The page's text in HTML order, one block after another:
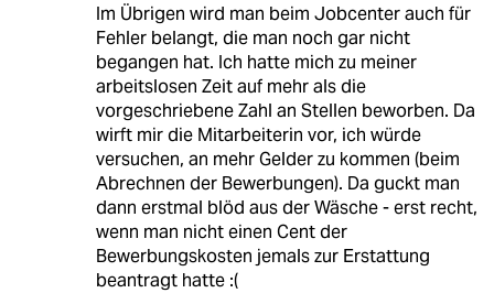
Im Übrigen wird man beim Jobcenter auch für
Fehler belangt, die man noch gar nicht
begangen hat. Ich hatte mich zu meiner
arbeitslosen Zeit auf mehr als die
vorgeschriebene Zahl an Stellen beworben. Da
wirft mir die Mitarbeiterin vor, ich würde
versuchen, an mehr Gelder zu kommen (beim
Abrechnen der Bewerbungen). Da guckt man
dann erstmal blöd aus der Wäsche - erst recht,
wenn man nicht einen Cent der
Bewerbungskosten jemals zur Erstattung
beantragt hatte :(